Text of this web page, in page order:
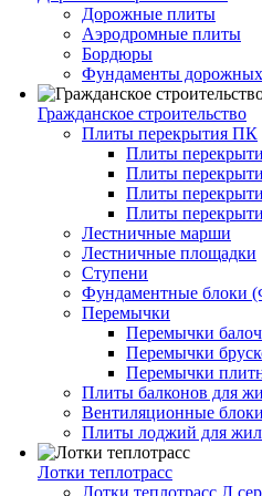
Дорожные плиты
Аэродромные плиты
Бордюры
Фундаменты дорожных
Гражданское строительство
Плиты перекрытия ПК
Плиты
Плиты
Плиты
Плиты
Лестничные марши
Лестничные площадки
Ступени
Фундаментные блоки
Перемычки
Перемычки
Перемычки
Перемычки
Плиты балконов для
Вентиляционные
Плиты лоджий для
Лотки теплотрасс
Лотки теплотрасс Л